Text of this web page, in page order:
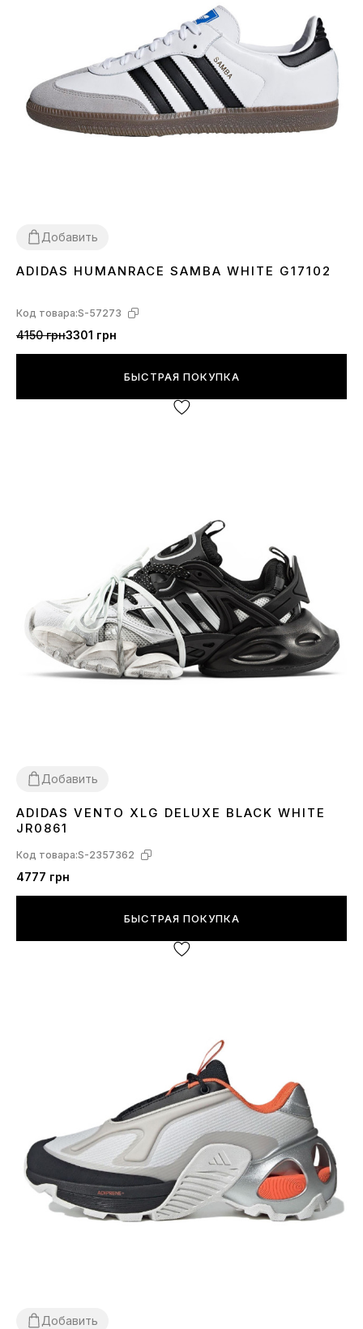
Добавить
36 3738 39 404142434445
ADIDAS HUMANRACE SAMBA WHITE G17102
Код товара:S-57273
4150 грн3301 грн
БЫСТРАЯ ПОКУПКА
Добавить
36 3738 39 4041424344
ADIDAS VENTO XLG DELUXE BLACK WHITE
JR0861
Код товара:S-2357362
4777 грн
БЫСТРАЯ ПОКУПКА
Добавить